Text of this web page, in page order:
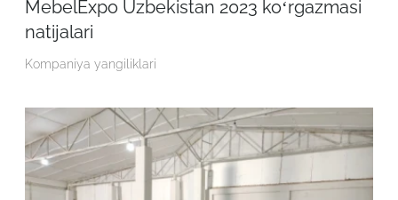
MebelExpo Uzbekistan 2023 ko‘rgazmasi
natijalari
Kompaniya yangiliklari